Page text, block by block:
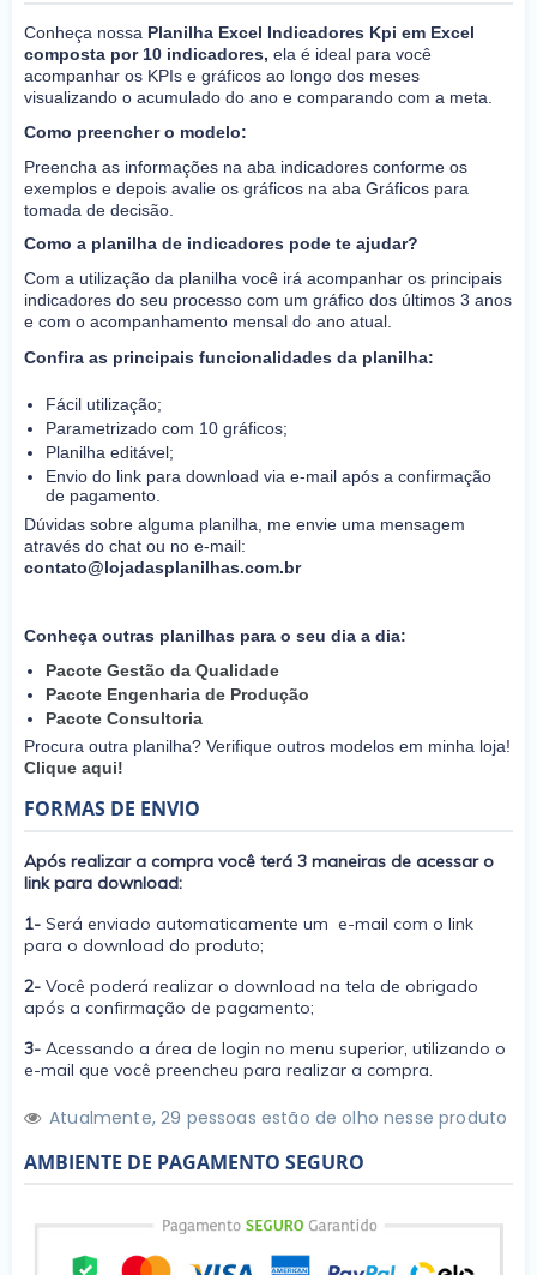
Conheça nossa Planilha Excel Indicadores Kpi em Excel
composta por 10 indicadores, ela é ideal para você
acompanhar os KPIs e gráficos ao longo dos meses
visualizando o acumulado do ano e comparando com a meta.
Como preencher o modelo:
Preencha as informações na aba indicadores conforme os
exemplos e depois avalie os gráficos na aba Gráficos para
tomada de decisão.
Como a planilha de indicadores pode te ajudar?
Com a utilização da planilha você irá acompanhar os principais
indicadores do seu processo com um gráfico dos últimos 3 anos
e com o acompanhamento mensal do ano atual.
Confira as principais funcionalidades da planilha:
Fácil utilização;
Parametrizado com 10 gráficos;
Planilha editável;
Envio do link para download via e-mail após a confirmação
de pagamento.
Dúvidas sobre alguma planilha, me envie uma mensagem
através do chat ou no e-mail:
contato@lojadasplanilhas.com.br
Conheça outras planilhas para o seu dia a dia:
Pacote Gestão da Qualidade
Pacote Engenharia de Produção
Pacote Consultoria
Procura outra planilha? Verifique outros modelos em minha loja!
Clique aqui!
FORMAS DE ENVIO
Após realizar a compra você terá 3 maneiras de acessar o
link para download:
1- Será enviado automaticamente um e-mail com o link
para o download do produto;
2- Você poderá realizar o download na tela de obrigado
após a confirmação de pagamento;
3- Acessando a área de login no menu superior, utilizando o
e-mail que você preencheu para realizar a compra.
Atualmente,29 pessoas estão de olho nesse produto
AMBIENTE DE PAGAMENTO SEGURO